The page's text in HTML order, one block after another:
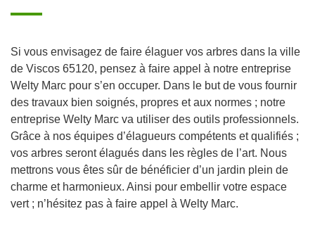
Si vous envisagez de faire élaguer vos arbres dans la ville
de Viscos 65120, pensez à faire appel à notre entreprise
Welty Marc pour s’en occuper. Dans le but de vous fournir
des travaux bien soignés, propres et aux normes ; notre
entreprise Welty Marc va utiliser des outils professionnels.
Grâce à nos équipes d’élagueurs compétents et qualifiés ;
vos arbres seront élagués dans les règles de l’art. Nous
mettrons vous êtes sûr de bénéficier d’un jardin plein de
charme et harmonieux. Ainsi pour embellir votre espace
vert ; n’hésitez pas à faire appel à Welty Marc.